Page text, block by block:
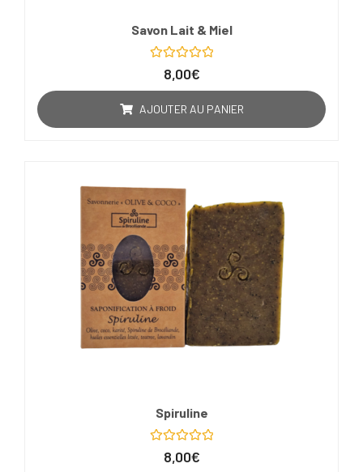
Savon Lait & Miel
Note
sur
8,00€
AJOUTER AU PANIER
Spiruline
Note8,00€